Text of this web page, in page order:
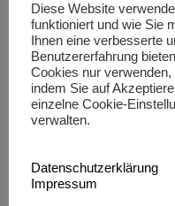
Papiertasche Sport-4-You
Diese Website
funktioniert und wie Sie
Ihnen eine verbesserte
Benutzererfahrung
Cookies nur
indem Sie auf
einzelne Cookie-
verwalten.
Datenschutzerklärung
Impressum